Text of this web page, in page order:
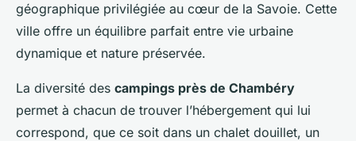
géographique privilégiée au cœur de la Savoie. Cette
ville offre un équilibre parfait entre vie urbaine
dynamique et nature préservée.
La diversité des campings près de Chambéry
permet à chacun de trouver l’hébergement qui lui
correspond, que ce soit dans un chalet douillet, un